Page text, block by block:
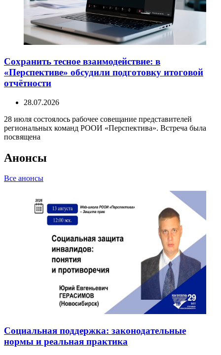
Сохранить тесное взаимодействие: в
«Перспективе» обсудили подготовку итоговой
отчётности
28.07.2026
28 июля состоялось рабочее совещание представителей
региональных команд РООИ «Перспектива». Встреча была
посвящена
Анонсы
Все анонсы
Социальная поддержка: законодательные
нормы и реальная практика